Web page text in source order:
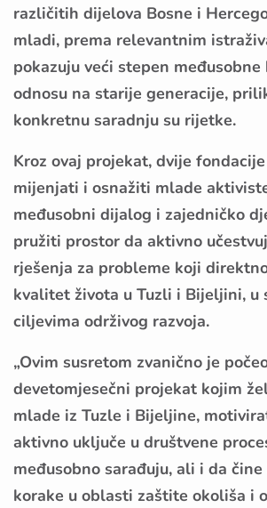
različitih dijelova Bosne i
mladi, prema relevantnim
pokazuju veći stepen međusobne
odnosu na starije generacije,
konkretnu saradnju su rijetke.
Kroz ovaj projekat, dvije
mijenjati i osnažiti mlade
međusobni dijalog i zajedničko
pružiti prostor da aktivno
rješenja za probleme koji
kvalitet života u Tuzli i Bijeljini, u
ciljevima održivog razvoja.
„Ovim susretom zvanično je
devetomjesečni projekat kojim
mlade iz Tuzle i Bijeljine,
aktivno uključe u društvene
međusobno sarađuju, ali i da
korake u oblasti zaštite okoliša i